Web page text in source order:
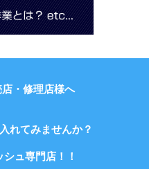
・修理店様へ
れてみませんか？
ュ専門店！！